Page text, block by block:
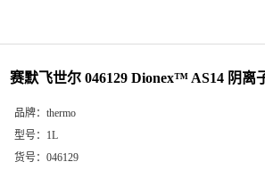
赛默飞世尔 046129 Dionex™ AS14 阴
品牌： thermo
型号： 1L
货号： 046129